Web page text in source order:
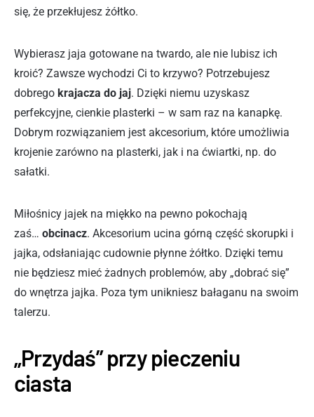
się, że przekłujesz żółtko.
Wybierasz jaja gotowane na twardo, ale nie lubisz ich
kroić? Zawsze wychodzi Ci to krzywo? Potrzebujesz
dobrego krajacza do jaj. Dzięki niemu uzyskasz
perfekcyjne, cienkie plasterki – w sam raz na kanapkę.
Dobrym rozwiązaniem jest akcesorium, które umożliwia
krojenie zarówno na plasterki, jak i na ćwiartki, np. do
sałatki.
Miłośnicy jajek na miękko na pewno pokochają
zaś… obcinacz. Akcesorium ucina górną część skorupki i
jajka, odsłaniając cudownie płynne żółtko. Dzięki temu
nie będziesz mieć żadnych problemów, aby „dobrać się”
do wnętrza jajka. Poza tym unikniesz bałaganu na swoim
talerzu.
„Przydaś” przy pieczeniu
ciasta